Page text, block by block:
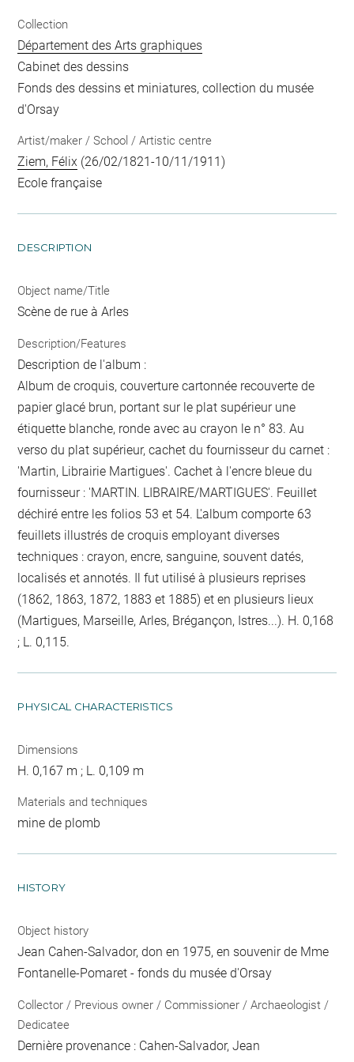
Collection
Département des Arts graphiques
Cabinet des dessins
Fonds des dessins et miniatures, collection du musée
d'Orsay
Artist/maker / School / Artistic centre
Ziem, Félix (26/02/1821-10/11/1911)
Ecole française
DESCRIPTION
Object name/Title
Scène de rue à Arles
Description/Features
Description de l'album :
Album de croquis, couverture cartonnée recouverte de
papier glacé brun, portant sur le plat supérieur une
étiquette blanche, ronde avec au crayon le n° 83. Au
verso du plat supérieur, cachet du fournisseur du carnet :
'Martin, Librairie Martigues'. Cachet à l'encre bleue du
fournisseur : 'MARTIN. LIBRAIRE/MARTIGUES'. Feuillet
déchiré entre les folios 53 et 54. L'album comporte 63
feuillets illustrés de croquis employant diverses
techniques : crayon, encre, sanguine, souvent datés,
localisés et annotés. Il fut utilisé à plusieurs reprises
(1862, 1863, 1872, 1883 et 1885) et en plusieurs lieux
(Martigues, Marseille, Arles, Brégançon, Istres...). H. 0,168
; L. 0,115.
PHYSICAL CHARACTERISTICS
Dimensions
H. 0,167 m ; L. 0,109 m
Materials and techniques
mine de plomb
HISTORY
Object history
Jean Cahen-Salvador, don en 1975, en souvenir de Mme
Fontanelle-Pomaret - fonds du musée d'Orsay
Collector / Previous owner / Commissioner / Archaeologist /
Dedicatee
Dernière provenance : Cahen-Salvador, Jean